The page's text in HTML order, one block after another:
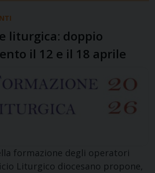
liturgica: doppio
il 12 e il 18 aprile
formazione degli operatori
Liturgico diocesano propone,